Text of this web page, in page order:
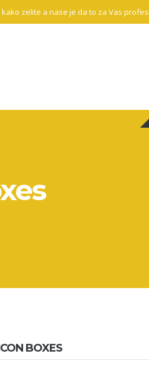
zelite a nase je da to za Vas
BOXES